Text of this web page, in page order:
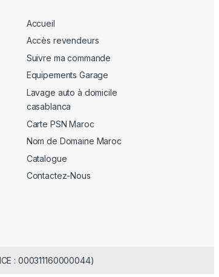
Accueil
Accès revendeurs
Suivre ma commande
Equipements Garage
Lavage auto à domicile
casablanca
Carte PSN Maroc
Nom de Domaine Maroc
Catalogue
Contactez-Nous
: 000311160000044)